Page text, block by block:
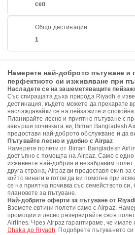
сеп
Общо дестинации
1
Намерете най-доброто пътуване и
перфектното си изживяване при
Насладете се на зашеметяващите
Със спиращата дъха природа Riyadh е
дестинация, където можете да прекарате
наслаждавайки се на пейзажите и
Планирайте лесно и приятно пътуване с
завърши почивката ви, Biman Bangladesh
предостави най-доброто обслужване и да
Пътувайте лесно и удобно с Airpaz
Намерете полети от Biman Bangladesh
достъпно с помощта на Airpaz. Само с едно
изживеете най-добрия и незабравим
друга страна, Airpaz ви предоставя екип за
който винаги е готов да ви помогне при
се на приятна почивка със семейството си,
плановете за пътуване.
Най-добрите оферти за пътуване от
Вземете евтини полети само с Airpaz.
промоции и лесно резервирайте своя
Airlines. Чрез Airpaz гарантираме, че имате
Dhaka до Riyadh. Подобрете пътуването